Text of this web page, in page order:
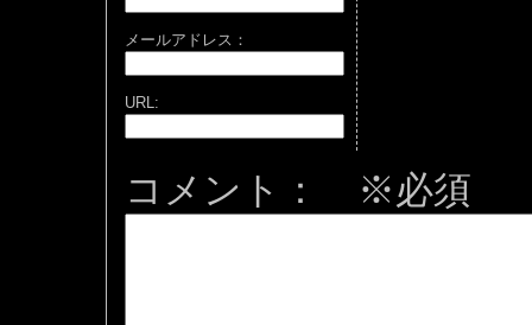
メールアドレス：
URL:
コメント： ※必須